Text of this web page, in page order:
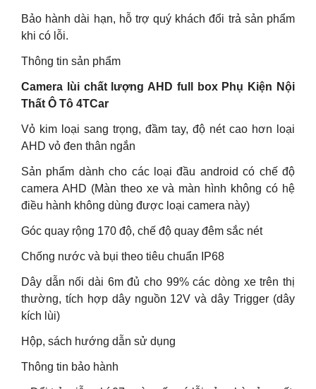
Bảo hành dài hạn, hỗ trợ quý khách đổi trả sản phẩm
khi có lỗi.
Thông tin sản phẩm
Camera lùi chất lượng AHD full box Phụ Kiện Nội
Thất Ô Tô 4TCar
Vỏ kim loại sang trọng, đầm tay, độ nét cao hơn loại
AHD vỏ đen thân ngắn
Sản phẩm dành cho các loại đầu android có chế độ
camera AHD (Màn theo xe và màn hình không có hệ
điều hành không dùng được loại camera này)
Góc quay rộng 170 độ, chế độ quay đêm sắc nét
Chống nước và bụi theo tiêu chuẩn IP68
Dây dẫn nối dài 6m đủ cho 99% các dòng xe trên thị
thường, tích hợp dây nguồn 12V và dây Trigger (dây
kích lùi)
Hộp, sách hướng dẫn sử dụng
Thông tin bảo hành